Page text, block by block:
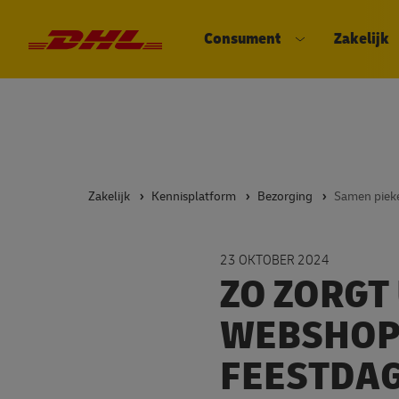
DHL eCommerce, ga naar de
Consument
Zakelijk
Zakelijk Kennisplatform Bezorging Samen
23 OKTOBER 2024
ZO